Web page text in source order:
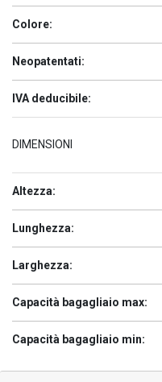
Colore:
Neopatentati:
IVA deducibile:
DIMENSIONI
Altezza:
Lunghezza:
Larghezza:
Capacità bagagliaio max:
Capacità bagagliaio min: